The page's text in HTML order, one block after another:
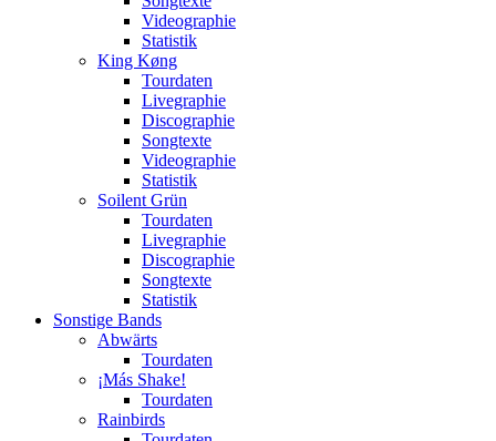
Videographie
Statistik
King Køng
Tourdaten
Livegraphie
Discographie
Songtexte
Videographie
Statistik
Soilent Grün
Tourdaten
Livegraphie
Discographie
Songtexte
Statistik
Sonstige Bands
Abwärts
Tourdaten
¡Más Shake!
Tourdaten
Rainbirds